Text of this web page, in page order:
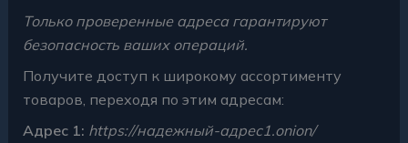
Только проверенные адреса гарантируют
безопасность ваших операций.
Получите доступ к широкому ассортименту
товаров, переходя по этим адресам:
Адрес 1: https://надежный-адрес1.onion/